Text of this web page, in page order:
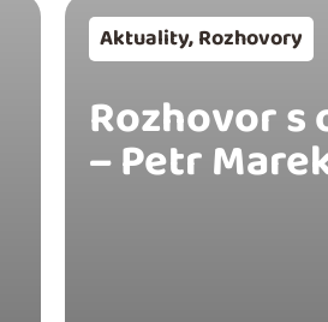
Aktuality,Rozhovory
Rozhovor
– Petr